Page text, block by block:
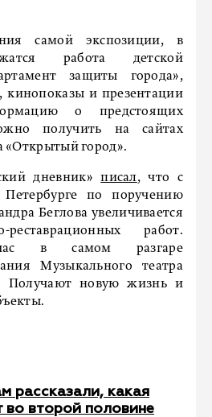
самой экспозиции, в
работа детской
защиты города»,
кинопоказы и презентации
о предстоящих
получить на сайтах
город».
дневник»писал, что с
по поручению
Беглова увеличивается
работ.
в самом разгаре
Музыкального театра
Получают новую жизнь и
рассказали, какая
во второй половине